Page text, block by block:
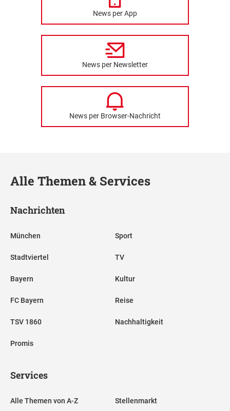
News per App
News per Newsletter
News per Browser-Nachricht
Alle Themen & Services
Nachrichten
München
Stadtviertel
Bayern
FC Bayern
TSV 1860
Promis
Sport
TV
Kultur
Reise
Nachhaltigkeit
Services
Alle Themen von A-Z Stellenmarkt